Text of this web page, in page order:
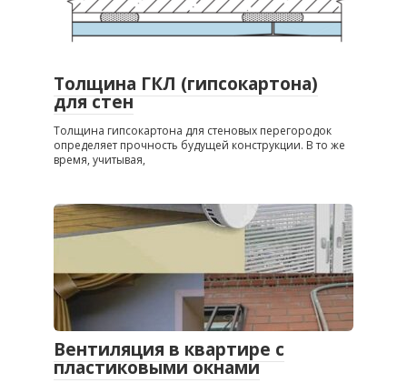
Толщина ГКЛ (гипсокартона)
для стен
Толщина гипсокартона для стеновых перегородок
определяет прочность будущей конструкции. В то же
время, учитывая,
Вентиляция в квартире с
пластиковыми окнами